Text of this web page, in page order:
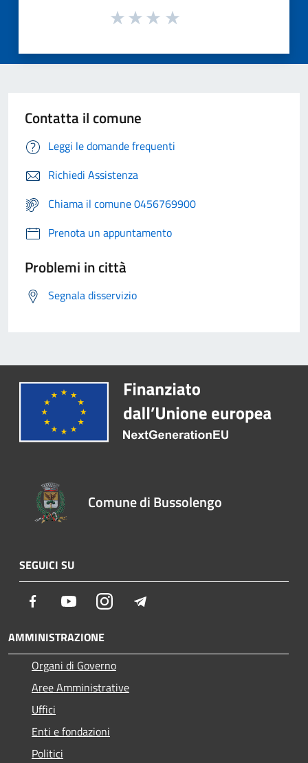
Contatta il comune
Leggi le domande frequenti
Richiedi Assistenza
Chiama il comune 0456769900
Prenota un appuntamento
Problemi in città
Segnala disservizio
Comune di Bussolengo
SEGUICI SU
Facebook YoutubeInstagram
AMMINISTRAZIONE
Organi di Governo
Aree Amministrative
Uffici
Enti e fondazioni
Politici